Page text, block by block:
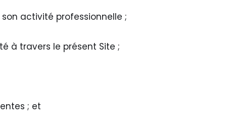
activité professionnelle ;
à travers le présent Site ;
; et